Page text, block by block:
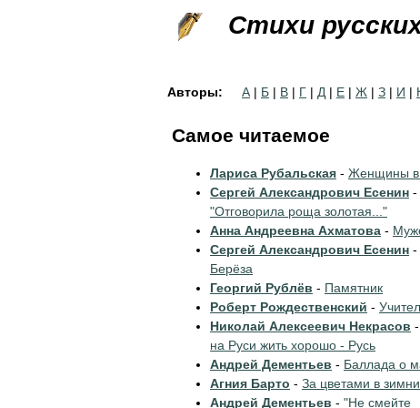
Стихи
Авторы: А | Б | В | Г | Д | Е | Ж | З | И |
Самое читаемое
Лариса Рубальская - Женщины в
Сергей Александрович Есенин -
"Отговорила роща золотая..."
Анна Андреевна Ахматова -
Сергей Александрович Есенин -
Берёза
Георгий Рублёв - Памятник
Роберт Рождественский -
Николай Алексеевич Некрасов -
на Руси жить хорошо - Русь
Андрей Дементьев - Баллада о
Агния Барто - За цветами в
Андрей Дементьев - "Не смейте